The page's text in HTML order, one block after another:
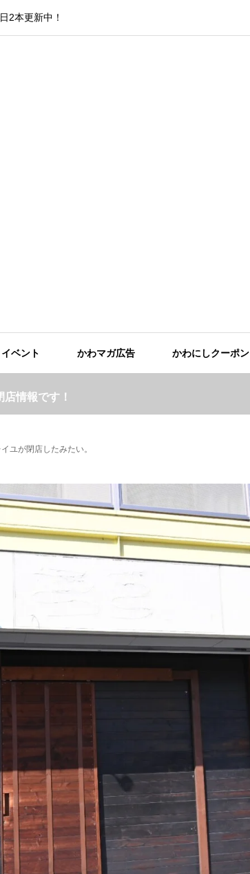
2本更新中！
イベント かわマガ広告 かわにしクーポン
情報です！
ユが閉店したみたい。